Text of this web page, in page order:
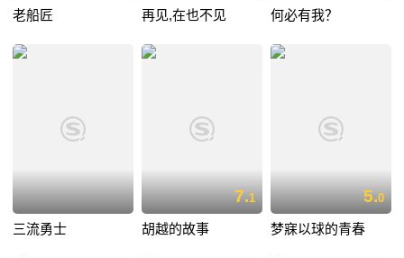
老船匠 再见,在也不见 何必有我？
三流勇士
7.1
胡越的故事
5.0
梦寐以球的青春